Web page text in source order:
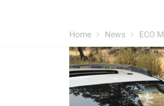
Home News ECO